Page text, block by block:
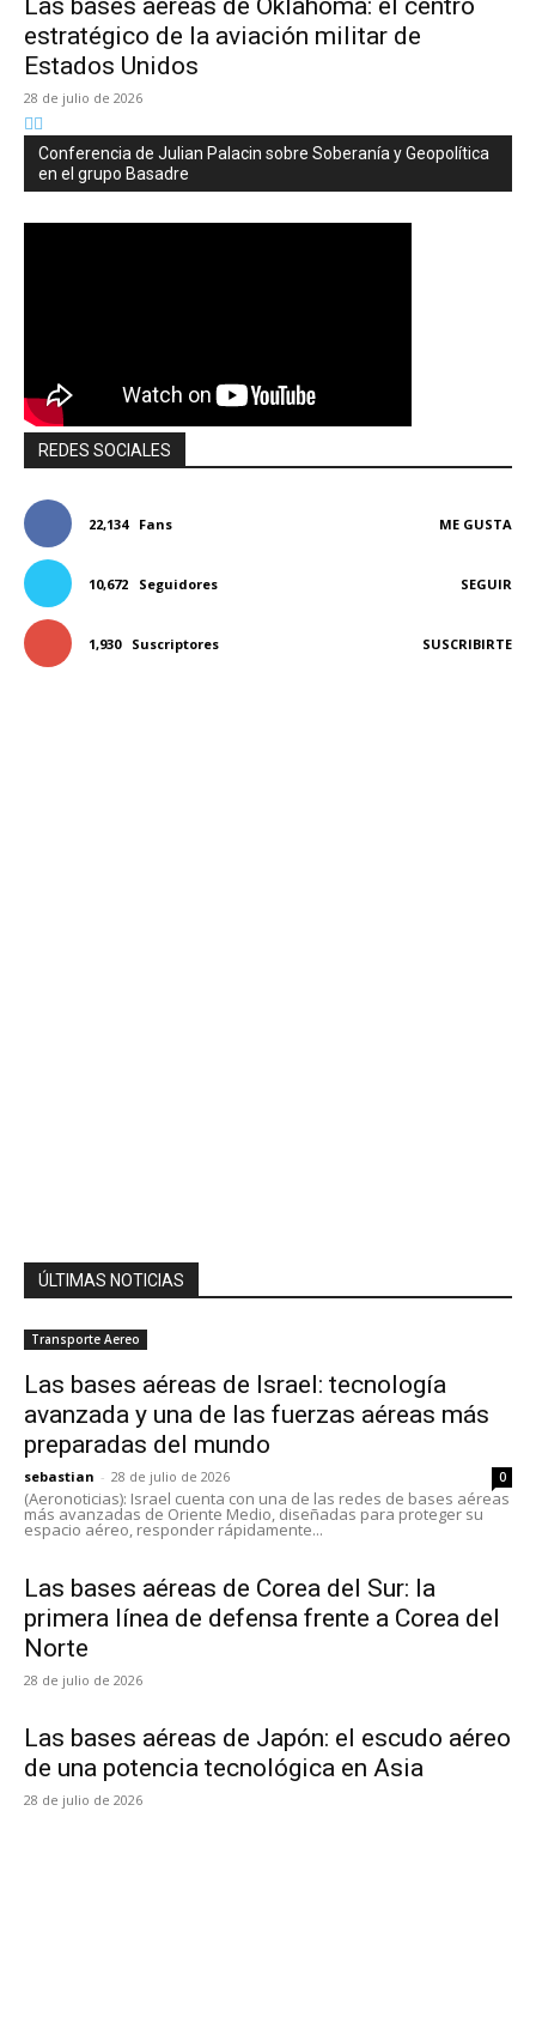
estratégico de la aviación militar de
Estados Unidos
28 de julio de 2026
Conferencia de Julian Palacin sobre Soberanía y Geopolítica
en el grupo Basadre
REDES SOCIALES
22,134 Fans ME GUSTA
10,672 Seguidores SEGUIR
1,930 Suscriptores SUSCRIBIRTE
ÚLTIMAS NOTICIAS
Transporte Aereo
Las bases aéreas de Israel: tecnología
avanzada y una de las fuerzas aéreas más
preparadas del mundo
sebastian - 28 de julio de 2026 0
(Aeronoticias): Israel cuenta con una de las redes de bases aéreas
más avanzadas de Oriente Medio, diseñadas para proteger su
espacio aéreo, responder rápidamente...
Las bases aéreas de Corea del Sur: la
primera línea de defensa frente a Corea del
Norte
28 de julio de 2026
Las bases aéreas de Japón: el escudo aéreo
de una potencia tecnológica en Asia
28 de julio de 2026